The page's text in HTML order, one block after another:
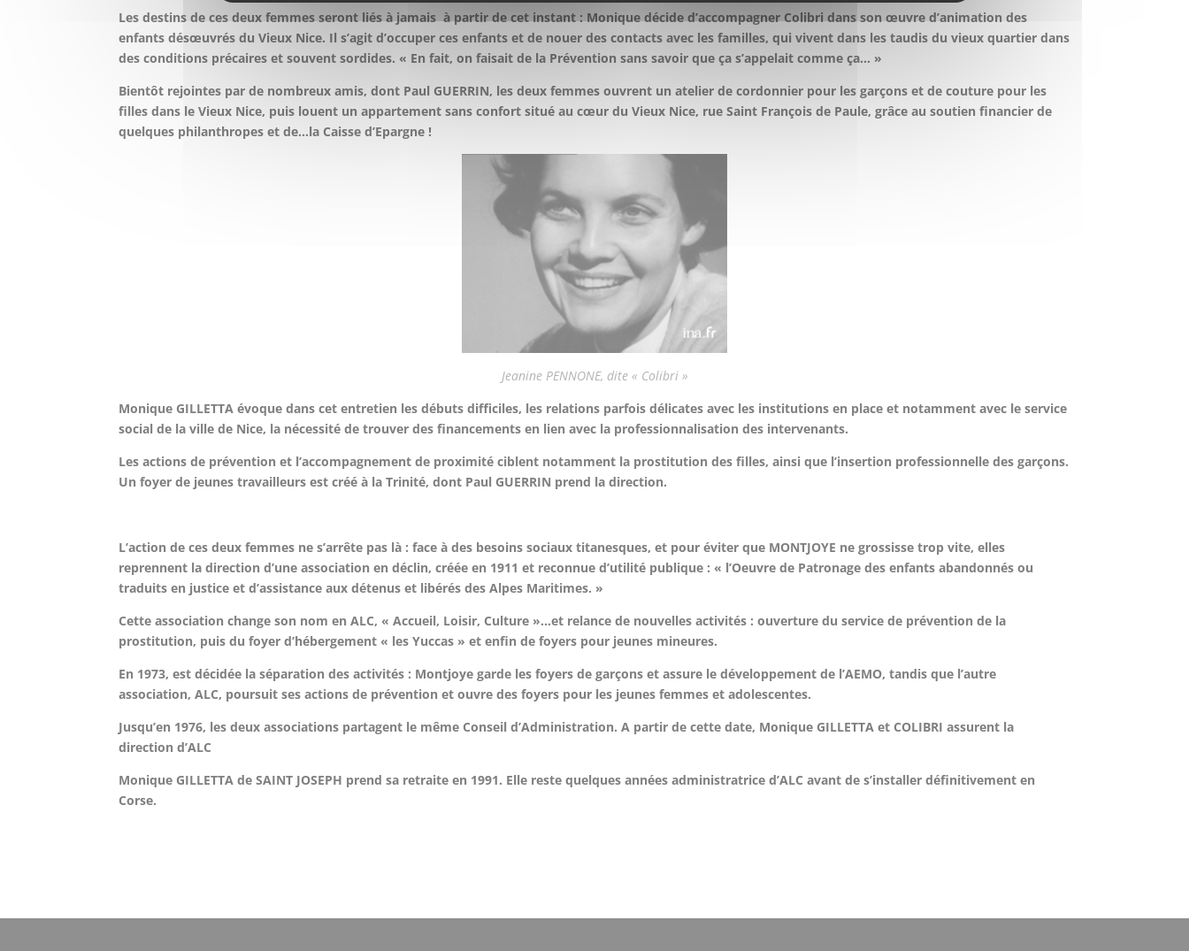
Les destins de ces deux femmes seront liés à jamais à partir de cet instant : Monique décide d’accompagner Colibri dans son œuvre d’animation des
enfants désœuvrés du Vieux Nice. Il s’agit d’occuper ces enfants et de nouer des contacts avec les familles, qui vivent dans les taudis du vieux quartier dans
des conditions précaires et souvent sordides. « En fait, on faisait de la Prévention sans savoir que ça s’appelait comme ça… »
Bientôt rejointes par de nombreux amis, dont Paul GUERRIN, les deux femmes ouvrent un atelier de cordonnier pour les garçons et de couture pour les
filles dans le Vieux Nice, puis louent un appartement sans confort situé au cœur du Vieux Nice, rue Saint François de Paule, grâce au soutien financier de
quelques philanthropes et de…la Caisse d’Epargne !
Jeanine PENNONE, dite « Colibri »
Monique GILLETTA évoque dans cet entretien les débuts difficiles, les relations parfois délicates avec les institutions en place et notamment avec le service
social de la ville de Nice, la nécessité de trouver des financements en lien avec la professionnalisation des intervenants.
Les actions de prévention et l’accompagnement de proximité ciblent notamment la prostitution des filles, ainsi que l’insertion professionnelle des garçons.
Un foyer de jeunes travailleurs est créé à la Trinité, dont Paul GUERRIN prend la direction.
L’action de ces deux femmes ne s’arrête pas là : face à des besoins sociaux titanesques, et pour éviter que MONTJOYE ne grossisse trop vite, elles
reprennent la direction d’une association en déclin, créée en 1911 et reconnue d’utilité publique : « l’Oeuvre de Patronage des enfants abandonnés ou
traduits en justice et d’assistance aux détenus et libérés des Alpes Maritimes. »
Cette association change son nom en ALC, « Accueil, Loisir, Culture »…et relance de nouvelles activités : ouverture du service de prévention de la
prostitution, puis du foyer d’hébergement « les Yuccas » et enfin de foyers pour jeunes mineures.
En 1973, est décidée la séparation des activités : Montjoye garde les foyers de garçons et assure le développement de l’AEMO, tandis que l’autre
association, ALC, poursuit ses actions de prévention et ouvre des foyers pour les jeunes femmes et adolescentes.
Jusqu’en 1976, les deux associations partagent le même Conseil d’Administration. A partir de cette date, Monique GILLETTA et COLIBRI assurent la
direction d’ALC
Monique GILLETTA de SAINT JOSEPH prend sa retraite en 1991. Elle reste quelques années administratrice d’ALC avant de s’installer définitivement en
Corse.